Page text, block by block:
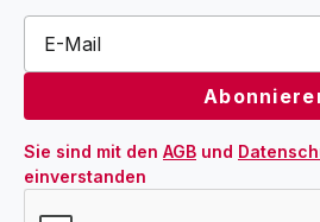
Sie sind mit den AGB und
einverstanden